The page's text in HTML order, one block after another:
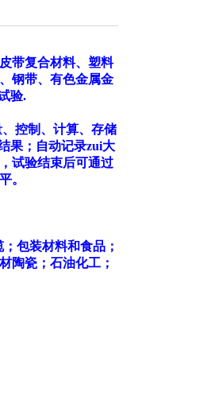
带复合材料、塑料
钢带、有色金属金
验.
控制、计算、存储
果；自动记录zui大
试验结束后可通过
。
包装材料和食品；
陶瓷；石油化工；